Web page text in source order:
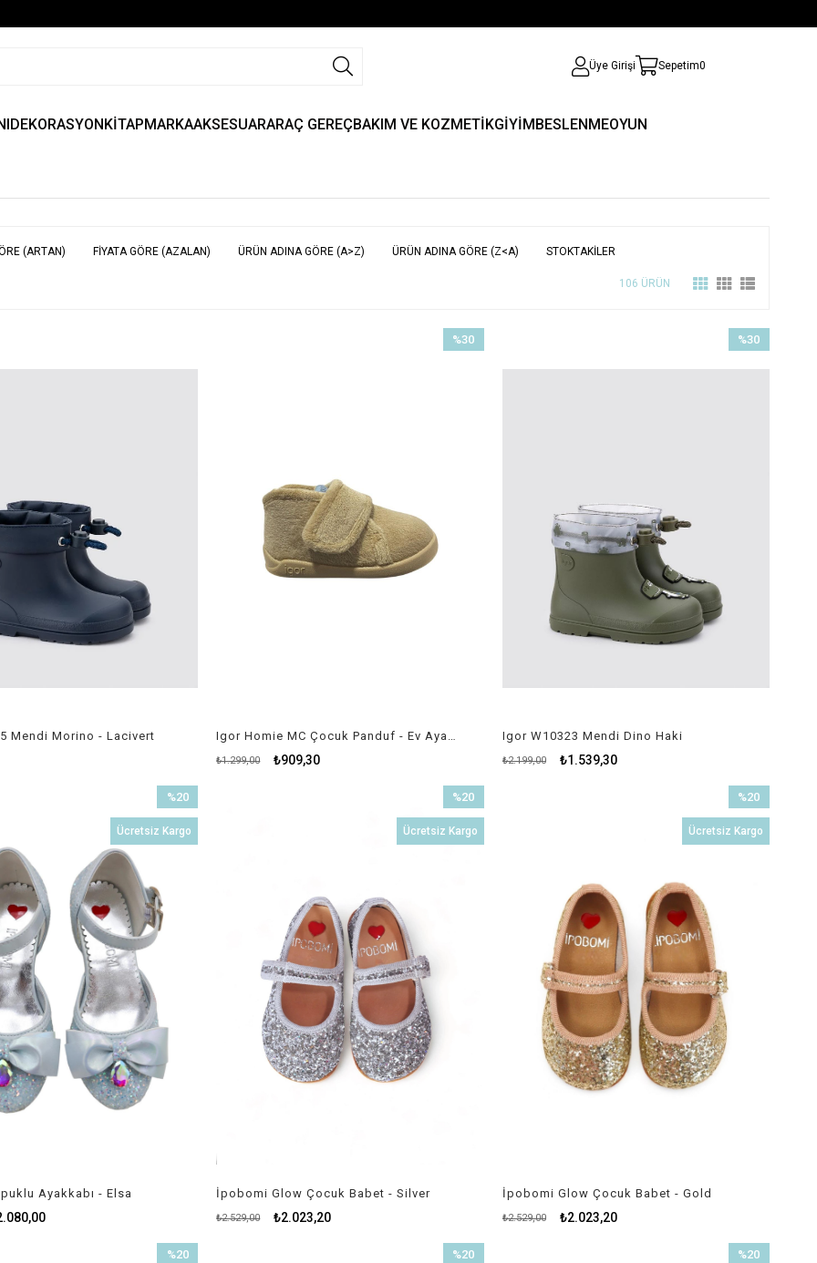
Üye Girişi Sepetim0
DEKORASYONKİTAPMARKAAKSESUARARAÇ GEREÇBAKIM VE KOZMETİKGİYİMBESLENMEOYUN
(ARTAN) FIYATA GÖRE (AZALAN) ÜRÜN ADINA GÖRE (A>Z) ÜRÜN ADINA GÖRE (Z<A) STOKTAKILER
106 ÜRÜN
Mendi Morino - Lacivert
₺909,30
₺1.299,00
%30
Igor W10323 Mendi Dino Haki
₺1.539,30
₺2.199,00
%30
Ayakkabı - Elsa
%20
İndirim
%20İndirim
Ücretsiz Kargo
İpobomi Glow Çocuk Babet - Silver
₺2.023,20
₺2.529,00
%20
İndirim
%20İndirim
Ücretsiz Kargo
İpobomi Glow Çocuk Babet - Gold
₺2.023,20
₺2.529,00
%20
İndirim
%20İndirim
Ücretsiz Kargo
%20
%20
%20